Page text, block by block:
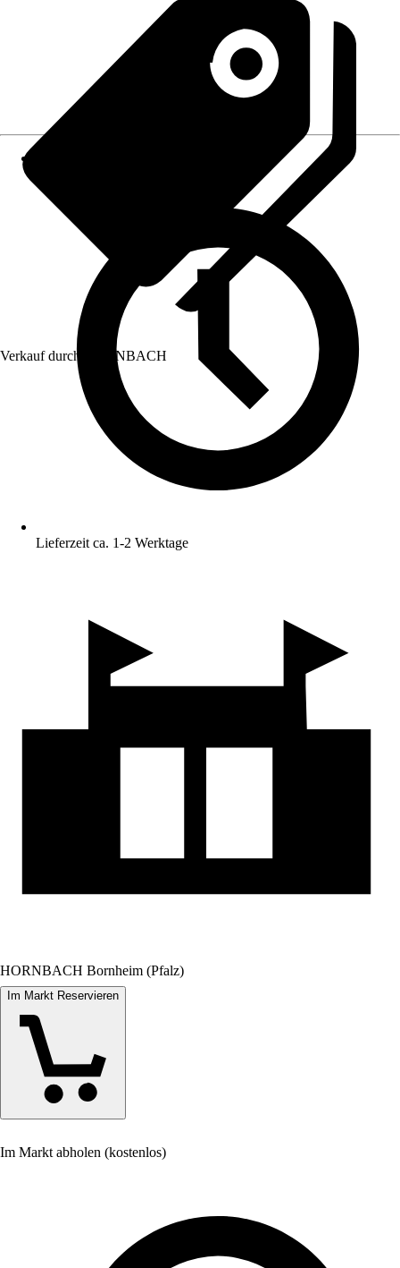
Verkauf durch: HORNBACH
Lieferzeit ca. 1-2 Werktage
HORNBACH Bornheim (Pfalz)
Im Markt Reservieren
Im Markt abholen (kostenlos)